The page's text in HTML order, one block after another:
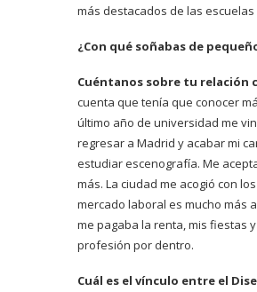
más destacados de las
¿Con qué soñabas de
Cuéntanos sobre tu relación
cuenta que tenía que conocer
último año de universidad me
regresar a Madrid y acabar mi
estudiar escenografía. Me
más. La ciudad me acogió con
mercado laboral es mucho más
me pagaba la renta, mis fiestas
profesión por dentro.
Cuál es el vínculo entre el